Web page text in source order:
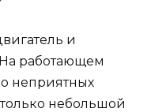
и
На работающем
неприятных
только небольшой